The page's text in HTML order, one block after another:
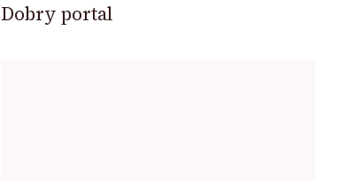
Dobry portal